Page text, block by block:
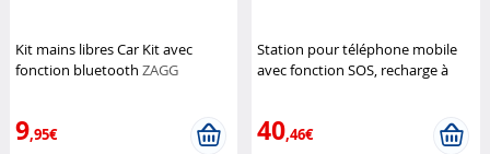
Kit mains libres Car Kit avec
fonction bluetooth ZAGG
9,95€
Station pour téléphone mobile
avec fonction SOS, recharge à
40,46€